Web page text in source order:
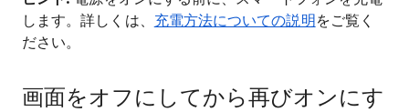
します。詳しくは、 充電方法についての説明 をご覧く
ださい。
画面をオフにしてから再びオンにす